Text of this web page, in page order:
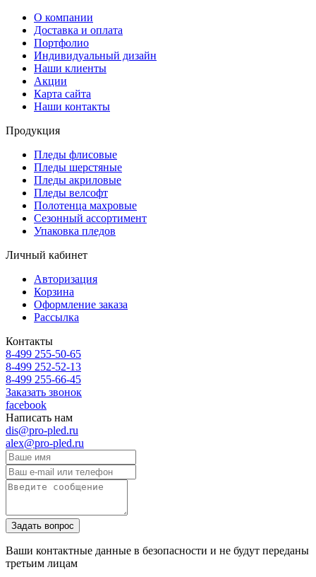
О компании
Доставка и оплата
Портфолио
Индивидуальный дизайн
Наши клиенты
Акции
Карта сайта
Наши контакты
Продукция
Пледы флисовые
Пледы шерстяные
Пледы акриловые
Пледы велсофт
Полотенца махровые
Сезонный ассортимент
Упаковка пледов
Личный кабинет
Авторизация
Корзина
Оформление заказа
Рассылка
Контакты
8-499 255-50-65
8-499 252-52-13
8-499 255-66-45
Заказать звонок
facebook
Написать нам
dis@pro-pled.ru
alex@pro-pled.ru
Ваши контактные данные в безопасности и не будут переданы
третьим лицам